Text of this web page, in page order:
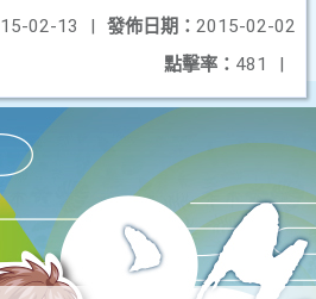
發佈日期： 2015-02-02
02-13
|
點擊率： 481 |